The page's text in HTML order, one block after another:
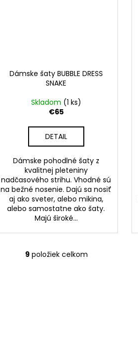
Dámske šaty BUBBLE DRESS
SNAKE
Skladom (1 ks)
€65
DETAIL
Dámske pohodlné šaty z
kvalitnej pleteniny
nadčasového strihu. Vhodné sú
na bežné nosenie. Dajú sa nosiť
aj ako sveter, alebo mikina,
alebo samostatne ako šaty.
Majú široké...
O
9položiek celkom